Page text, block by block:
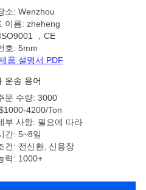
소: Wenzhou
이름: zheheng
，CE
호: 5mm
품 설명서 PDF
운송 용어
문 수량: 3000
4200/Ton
부 사항: 필요에 따라
간: 5~8일
건: 전신환, 신용장
력: 1000+